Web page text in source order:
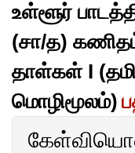
உள்ளூர்
(சா/த)
தாள்கள் I
மொழிமூலம்)